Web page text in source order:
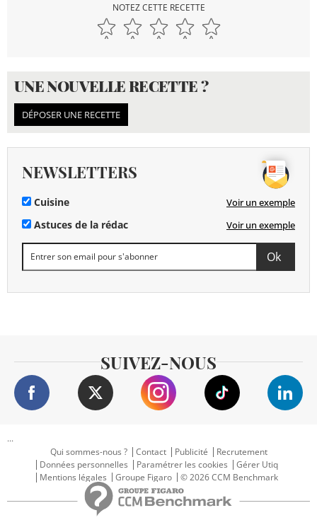
NOTEZ CETTE RECETTE
UNE NOUVELLE RECETTE ?
DÉPOSER UNE RECETTE
NEWSLETTERS
Cuisine Voir un exemple
Astuces de la rédac Voir un exemple
SUIVEZ-NOUS
...
Qui sommes-nous ?
Contact Publicité
Recrutement
Données personnelles
Paramétrer les cookies
Gérer Utiq
Mentions légales
Groupe Figaro © 2026 CCM Benchmark